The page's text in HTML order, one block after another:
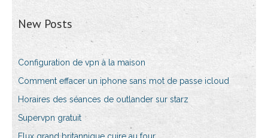
New Posts
Configuration de vpn à la maison
Comment effacer un iphone sans mot de passe icloud
Horaires des séances de outlander sur starz
Supervpn gratuit